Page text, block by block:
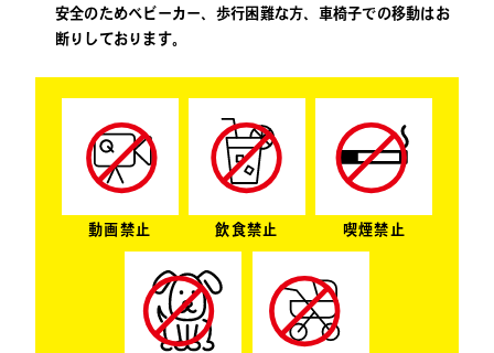
安全のためベビーカー、歩行困難な方、車椅子での移動はお
断りしております。
動画禁止 飲食禁止 喫煙禁止